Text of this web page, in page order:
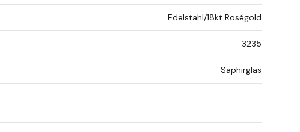
Edelstahl/18kt Roségold
3235
Saphirglas